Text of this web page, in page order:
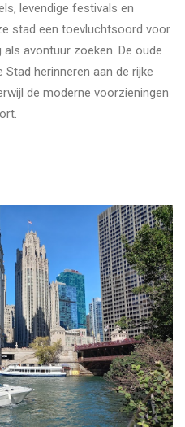
levendige festivals en
stad een toevluchtsoord voor
avontuur zoeken. De oude
herinneren aan de rijke
de moderne voorzieningen